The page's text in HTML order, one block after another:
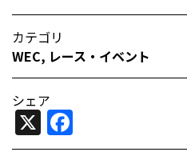
カテゴリ
WEC, レース・イベント
シェア
X